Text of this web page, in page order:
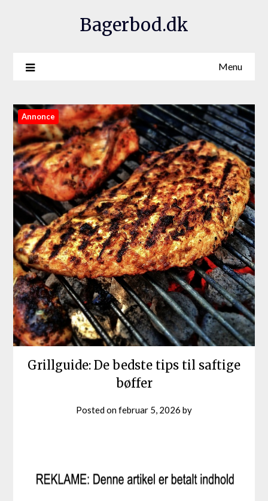
Bagerbod.dk
Menu
Annonce
Grillguide: De bedste tips til saftige
bøffer
Posted onfebruar 5, 2026 by